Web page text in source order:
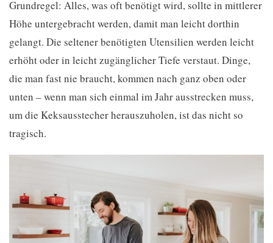
Grundregel: Alles, was oft benötigt wird, sollte in mittlerer
Höhe untergebracht werden, damit man leicht dorthin
gelangt. Die seltener benötigten Utensilien werden leicht
erhöht oder in leicht zugänglicher Tiefe verstaut. Dinge,
die man fast nie braucht, kommen nach ganz oben oder
unten – wenn man sich einmal im Jahr ausstrecken muss,
um die Keksausstecher herauszuholen, ist das nicht so
tragisch.